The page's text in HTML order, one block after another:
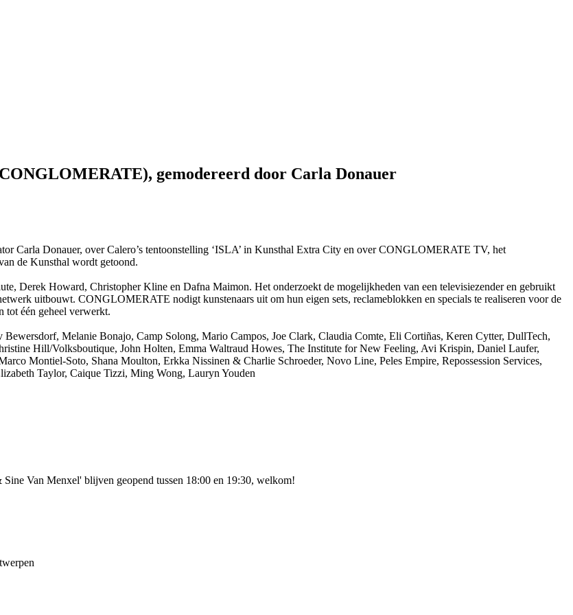
gemodereerd door Carla Donauer
Carla Donauer, over Calero’s tentoonstelling ‘ISLA’ in Kunsthal Extra City en over CONGLOMERATE TV, het
de Kunsthal wordt getoond.
Derek Howard, Christopher Kline en Dafna Maimon. Het onderzoekt de mogelijkheden van een televisiezender en gebruikt
uitbouwt. CONGLOMERATE nodigt kunstenaars uit om hun eigen sets, reclameblokken en specials te realiseren voor de
tot één geheel verwerkt.
Melanie Bonajo, Camp Solong, Mario Campos, Joe Clark, Claudia Comte, Eli Cortiñas, Keren Cytter, DullTech,
Hill/Volksboutique, John Holten, Emma Waltraud Howes, The Institute for New Feeling, Avi Krispin, Daniel Laufer,
Montiel-Soto, Shana Moulton, Erkka Nissinen & Charlie Schroeder, Novo Line, Peles Empire, Repossession Services,
Taylor, Caique Tizzi, Ming Wong, Lauryn Youden
Van Menxel' blijven geopend tussen 18:00 en 19:30, welkom!